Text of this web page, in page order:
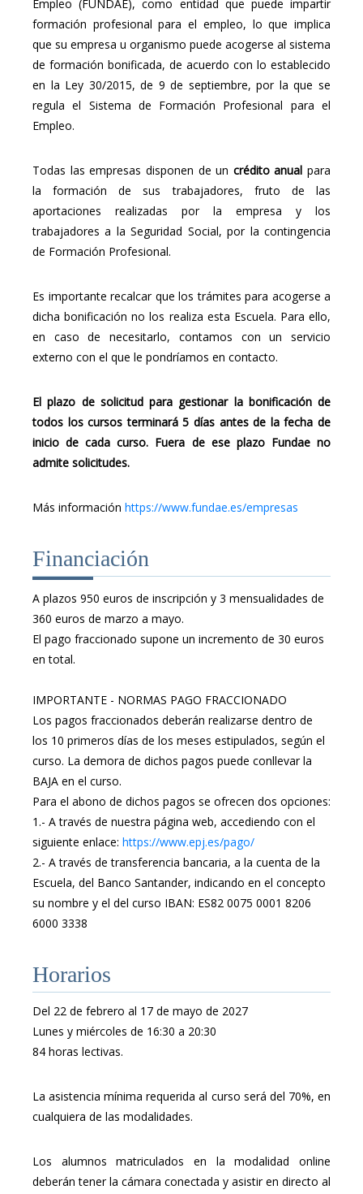
Empleo (FUNDAE), como entidad que puede impartir
formación profesional para el empleo, lo que implica
que su empresa u organismo puede acogerse al sistema
de formación bonificada, de acuerdo con lo establecido
en la Ley 30/2015, de 9 de septiembre, por la que se
regula el Sistema de Formación Profesional para el
Empleo.
Todas las empresas disponen de un crédito anual para
la formación de sus trabajadores, fruto de las
aportaciones realizadas por la empresa y los
trabajadores a la Seguridad Social, por la contingencia
de Formación Profesional.
Es importante recalcar que los trámites para acogerse a
dicha bonificación no los realiza esta Escuela. Para ello,
en caso de necesitarlo, contamos con un servicio
externo con el que le pondríamos en contacto.
El plazo de solicitud para gestionar la bonificación de
todos los cursos terminará 5 días antes de la fecha de
inicio de cada curso. Fuera de ese plazo Fundae no
admite solicitudes.
Más información https://www.fundae.es/empresas
Financiación
A plazos 950 euros de inscripción y 3 mensualidades de
360 euros de marzo a mayo.
El pago fraccionado supone un incremento de 30 euros
en total.
IMPORTANTE - NORMAS PAGO FRACCIONADO
Los pagos fraccionados deberán realizarse dentro de
los 10 primeros días de los meses estipulados, según el
curso. La demora de dichos pagos puede conllevar la
BAJA en el curso.
Para el abono de dichos pagos se ofrecen dos opciones:
1.- A través de nuestra página web, accediendo con el
siguiente enlace: https://www.epj.es/pago/
2.- A través de transferencia bancaria, a la cuenta de la
Escuela, del Banco Santander, indicando en el concepto
su nombre y el del curso IBAN: ES82 0075 0001 8206
6000 3338
Horarios
Del 22 de febrero al 17 de mayo de 2027
Lunes y miércoles de 16:30 a 20:30
84 horas lectivas.
La asistencia mínima requerida al curso será del 70%, en
cualquiera de las modalidades.
Los alumnos matriculados en la modalidad online
deberán tener la cámara conectada y asistir en directo al